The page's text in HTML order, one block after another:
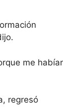
me
regresó